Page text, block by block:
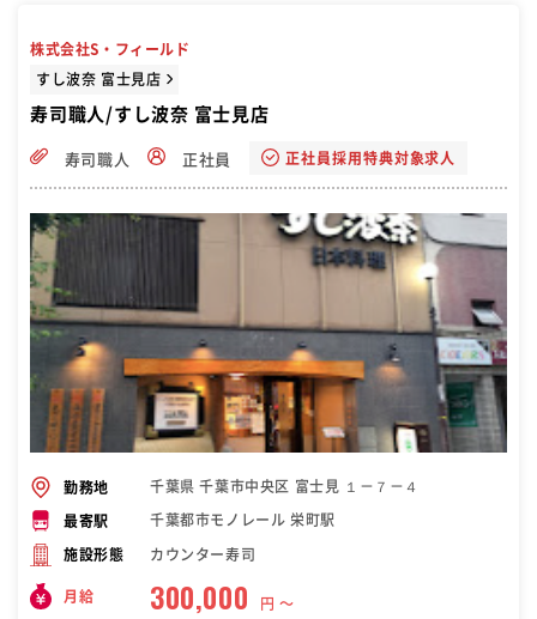
株式会社S・フィールド
すし波奈 富士見店
寿司職人/すし波奈 富士見店
寿司職人 正社員 正社員採用特典対象求人
勤務地 千葉県 千葉市中央区 富士見 １－７－４
最寄駅 千葉都市モノレール 栄町駅
施設形態 カウンター寿司
月給 300,000 円 〜